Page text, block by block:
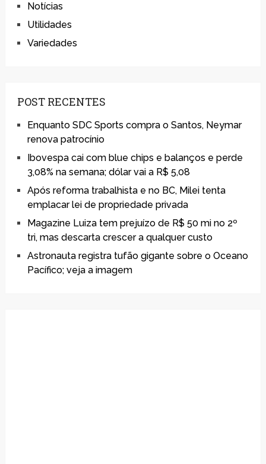
Notícias
Utilidades
Variedades
POST RECENTES
Enquanto SDC Sports compra o Santos, Neymar
renova patrocínio
Ibovespa cai com blue chips e balanços e perde
3,08% na semana; dólar vai a R$ 5,08
Após reforma trabalhista e no BC, Milei tenta
emplacar lei de propriedade privada
Magazine Luiza tem prejuízo de R$ 50 mi no 2º
tri, mas descarta crescer a qualquer custo
Astronauta registra tufão gigante sobre o Oceano
Pacífico; veja a imagem